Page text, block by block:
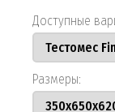
Доступные
Размеры: